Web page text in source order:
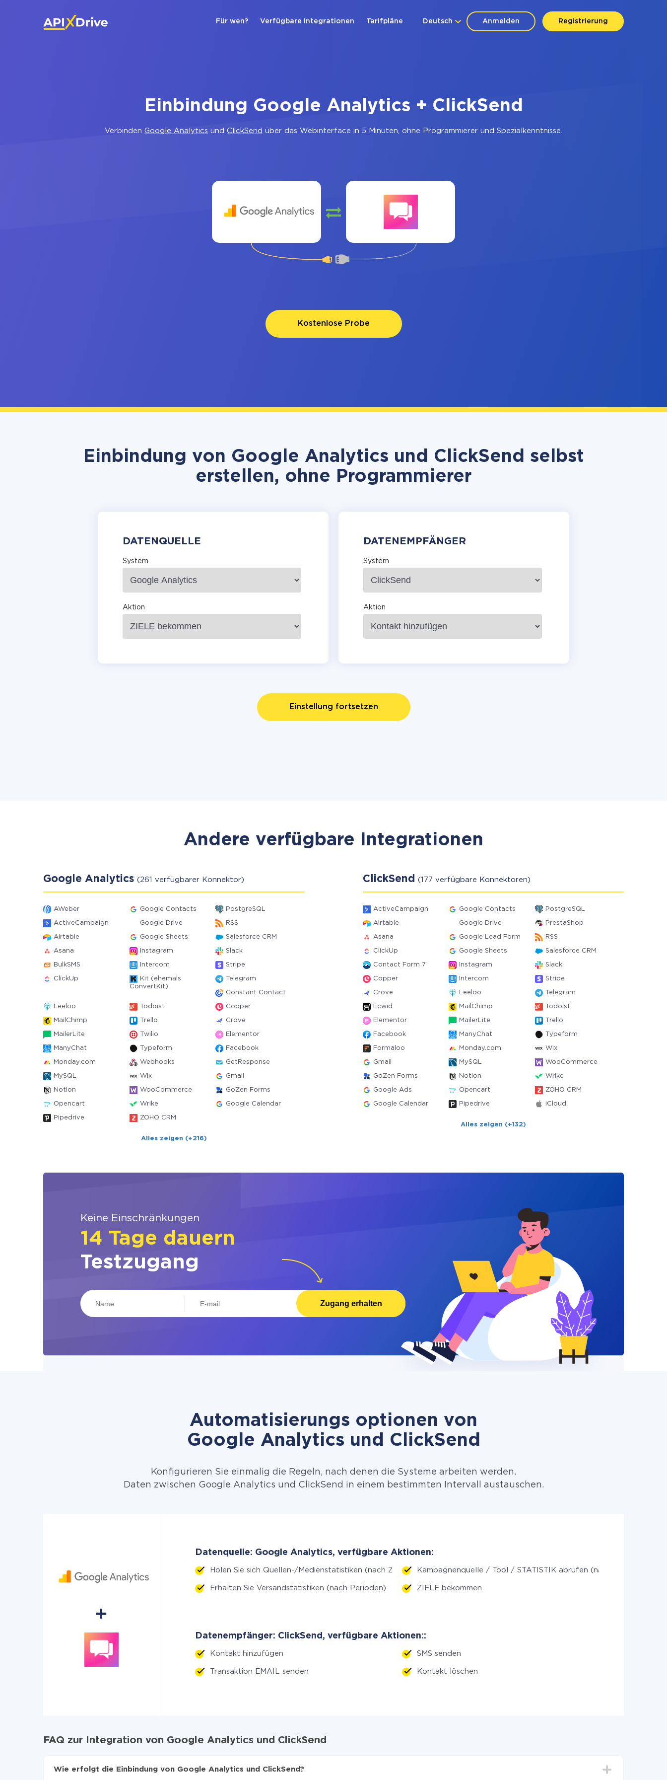
Anmelden Registrierung
Deutsch
Für wen? Verfügbare Integrationen Tarifpläne
Einbindung Google Analytics + ClickSend
Verbinden Google Analytics und ClickSend über das Webinterface in 5 Minuten, ohne Programmierer und Spezialkenntnisse.
Kostenlose Probe
Einbindung von Google Analytics und ClickSend selbst
erstellen, ohne Programmierer
DATENQUELLE
System
Aktion
DATENEMPFÄNGER
System
Aktion
Einstellung fortsetzen
Andere verfügbare Integrationen
Google Analytics (261 verfügbarer Konnektor)
AWeber Google Contacts PostgreSQL
ActiveCampaign Google Drive RSS
Airtable Google Sheets Salesforce CRM
Asana Instagram Slack
BulkSMS Intercom Stripe
ClickUp
Kit (ehemals
ConvertKit)
Telegram
Constant Contact
Leeloo Todoist Copper
MailChimp Trello Crove
MailerLite Twilio Elementor
ManyChat Typeform Facebook
Monday.com Webhooks GetResponse
MySQL Wix Gmail
Notion WooCommerce GoZen Forms
Opencart Wrike Google Calendar
Pipedrive ZOHO CRM
Alles zeigen (+216)
ClickSend (177 verfügbare Konnektoren)
ActiveCampaign Google Contacts PostgreSQL
Airtable Google Drive PrestaShop
Asana Google Lead Form RSS
ClickUp Google Sheets Salesforce CRM
Contact Form 7 Instagram Slack
Copper Intercom Stripe
Crove Leeloo Telegram
Ecwid MailChimp Todoist
Elementor MailerLite Trello
Facebook ManyChat Typeform
Formaloo Monday.com Wix
Gmail MySQL WooCommerce
GoZen Forms Notion Wrike
Google Ads Opencart ZOHO CRM
Google Calendar Pipedrive iCloud
Alles zeigen (+132)
Keine Einschränkungen
14 Tage dauern
Testzugang
Zugang erhalten
Automatisierungs optionen von
Google Analytics und ClickSend
Konfigurieren Sie einmalig die Regeln, nach denen die Systeme arbeiten werden.
Daten zwischen Google Analytics und ClickSend in einem bestimmten Intervall austauschen.
Datenquelle: Google Analytics, verfügbare Aktionen:
Holen Sie sich Quellen-/Medienstatistiken (nach Zeitraum)Kampagnenquelle / Tool / STATISTIK abrufen (nach Zeitraum)
Erhalten Sie Versandstatistiken (nach Perioden) ZIELE bekommen
Datenempfänger: ClickSend, verfügbare Aktionen::
Kontakt hinzufügen SMS senden
Transaktion EMAIL senden Kontakt löschen
FAQ zur Integration von Google Analytics und ClickSend
Wie erfolgt die Einbindung von Google Analytics und ClickSend?